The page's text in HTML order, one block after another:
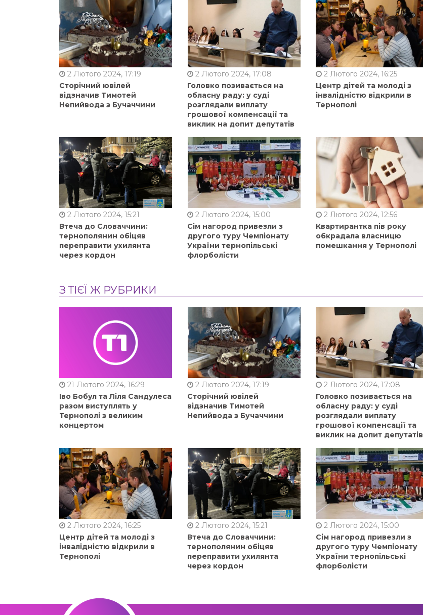
2 Лютого 2024, 17:19
Сторічний ювілей
відзначив Тимотей
Непийвода з Бучаччини
2 Лютого 2024, 17:08
Головко позивається на
обласну раду: у суді
розглядали виплату
грошової компенсації та
виклик на допит депутатів
2 Лютого 2024, 16:25
Центр дітей та молоді з
інвалідністю відкрили в
Тернополі
2 Лютого 2024, 15:21
Втеча до Словаччини:
тернополянин обіцяв
переправити ухилянта
через кордон
2 Лютого 2024, 15:00
Сім нагород привезли з
другого туру Чемпіонату
України тернопільські
флорболісти
2 Лютого 2024, 12:56
Квартирантка пів року
обкрадала власницю
помешкання у Тернополі
З ТІЄЇ Ж РУБРИКИ
21 Лютого 2024, 16:29
Іво Бобул та Ліля Сандулеса
разом виступлять у
Тернополі з великим
концертом
2 Лютого 2024, 17:19
Сторічний ювілей
відзначив Тимотей
Непийвода з Бучаччини
2 Лютого 2024, 17:08
Головко позивається на
обласну раду: у суді
розглядали виплату
грошової компенсації та
виклик на допит депутатів
2 Лютого 2024, 16:25
Центр дітей та молоді з
інвалідністю відкрили в
Тернополі
2 Лютого 2024, 15:21
Втеча до Словаччини:
тернополянин обіцяв
переправити ухилянта
через кордон
2 Лютого 2024, 15:00
Сім нагород привезли з
другого туру Чемпіонату
України тернопільські
флорболісти